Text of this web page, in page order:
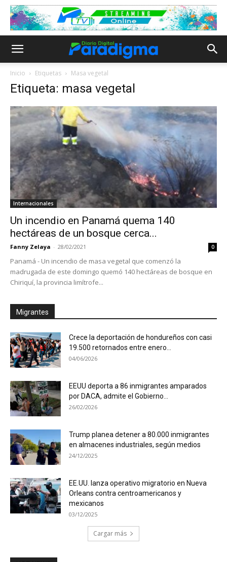
Inicio Etiquetas Masa vegetal
Etiqueta: masa vegetal
Internacionales
Un incendio en Panamá quema 140
hectáreas de un bosque cerca...
Fanny Zelaya - 28/02/2021 0
Panamá - Un incendio de masa vegetal que comenzó la
madrugada de este domingo quemó 140 hectáreas de bosque en
Chiriquí, la provincia limítrofe...
Migrantes
Crece la deportación de hondureños con casi
19.500 retornados entre enero...
04/06/2026
EEUU deporta a 86 inmigrantes amparados
por DACA, admite el Gobierno...
26/02/2026
Trump planea detener a 80.000 inmigrantes
en almacenes industriales, según medios
24/12/2025
EE.UU. lanza operativo migratorio en Nueva
Orleans contra centroamericanos y
mexicanos
03/12/2025
Cargar más